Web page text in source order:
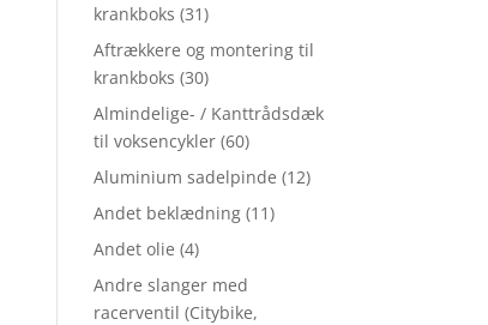
krankboks (31)
Aftrækkere og montering til
krankboks (30)
Almindelige- / Kanttrådsdæk
til voksencykler (60)
Aluminium sadelpinde (12)
Andet beklædning (11)
Andet olie (4)
Andre slanger med
racerventil (Citybike,